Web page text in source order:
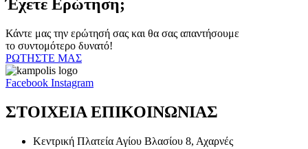
Έχετε Ερώτηση;
Κάντε μας την ερώτησή σας και θα σας απαντήσουμε
το συντομότερο δυνατό!
ΡΩΤΗΣΤΕ ΜΑΣ
Facebook Instagram
ΣΤΟΙΧΕΙΑ ΕΠΙΚΟΙΝΩΝΙΑΣ
Κεντρική Πλατεία Αγίου Βλασίου 8, Αχαρνές